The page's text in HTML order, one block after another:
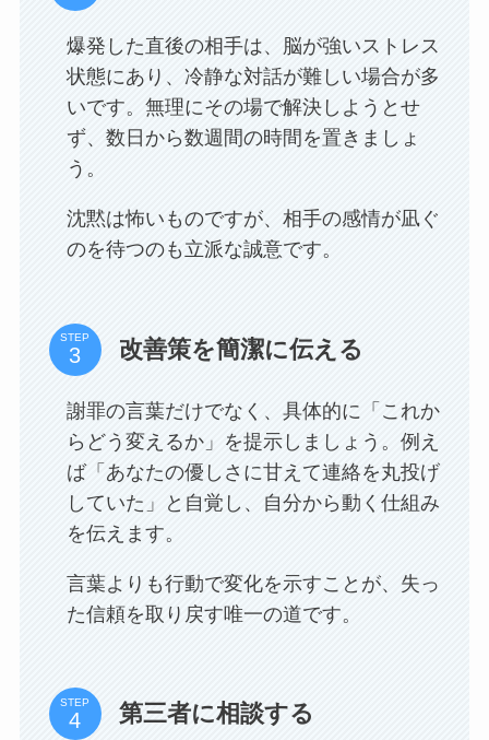
爆発した直後の相手は、脳が強いストレス
状態にあり、冷静な対話が難しい場合が多
いです。無理にその場で解決しようとせ
ず、数日から数週間の時間を置きましょ
う。
沈黙は怖いものですが、相手の感情が凪ぐ
のを待つのも立派な誠意です。
STEP 改善策を簡潔に伝える
謝罪の言葉だけでなく、具体的に「これか
らどう変えるか」を提示しましょう。例え
ば「あなたの優しさに甘えて連絡を丸投げ
していた」と自覚し、自分から動く仕組み
を伝えます。
言葉よりも行動で変化を示すことが、失っ
た信頼を取り戻す唯一の道です。
STEP 第三者に相談する